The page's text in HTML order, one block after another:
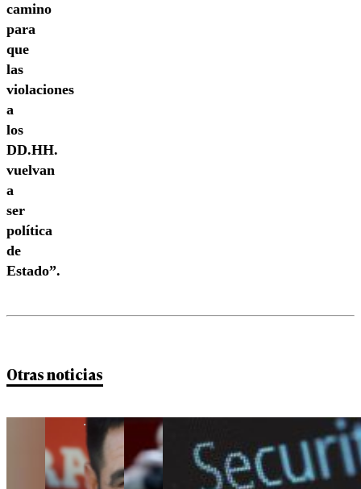
camino
para
que
las
violaciones
a
los
DD.HH.
vuelvan
a
ser
política
de
Estado”.
Otras noticias